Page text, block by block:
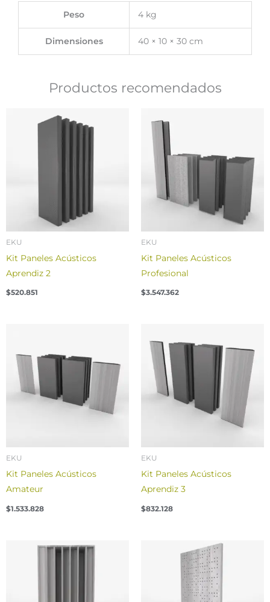
Peso 4 kg
Dimensiones 40 × 10 × 30 cm
Productos recomendados
EKU
Kit Paneles Acústicos
Aprendiz 2
$520.851
EKU
Kit Paneles Acústicos
Profesional
$3.547.362
EKU
Kit Paneles Acústicos
Amateur
$1.533.828
EKU
Kit Paneles Acústicos
Aprendiz 3
$832.128